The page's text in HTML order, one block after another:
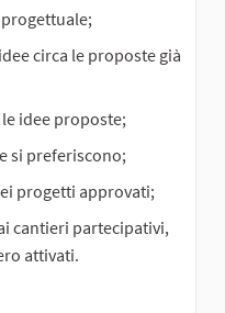
circa le proposte già
idee proposte;
si preferiscono;
progetti approvati;
cantieri partecipativi,
attivati.